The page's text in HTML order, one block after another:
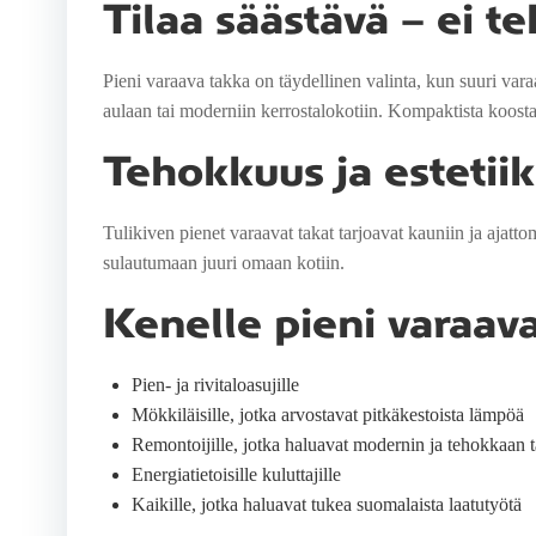
Tilaa säästävä – ei
Pieni varaava takka on täydellinen valinta, kun suuri
aulaan tai moderniin kerrostalokotiin. Kompaktista
Tehokkuus ja
Tulikiven pienet varaavat takat tarjoavat kauniin ja
sulautumaan juuri omaan kotiin.
Kenelle pieni
Pien- ja rivitaloasujille
Mökkiläisille, jotka arvostavat pitkäkestoista lämpöä
Remontoijille, jotka haluavat modernin ja tehokkaan
Energiatietoisille kuluttajille
Kaikille, jotka haluavat tukea suomalaista laatutyötä